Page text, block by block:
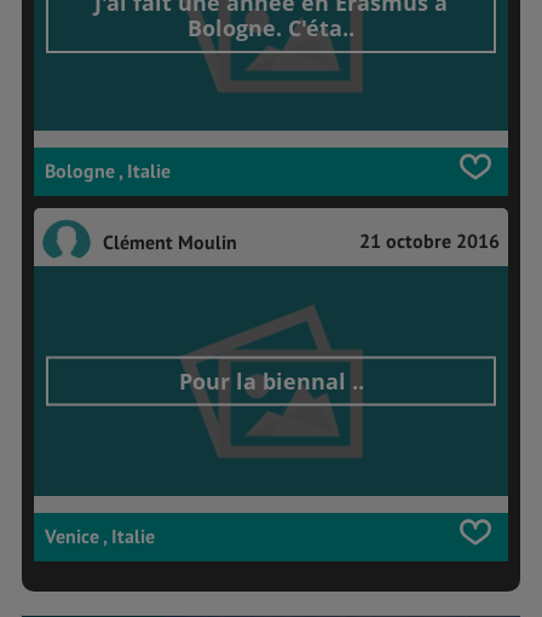
Bologne. C'éta..
Bologne , Italie
Clément Moulin 21 octobre 2016
Pour la biennal ..
Venice , Italie